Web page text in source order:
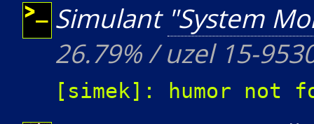
Simulant "System
26.79% / uzel 15-
[simek]: humor not